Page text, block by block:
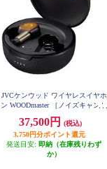
JVCケンウッド ワイヤレスイヤホ
ン WOODmaster ［ノイズキャンセ
A-FW5000T-T
37,500円
(税込)
3,750円分ポイント還元
発送目安: 即納（在庫残りわず
か）